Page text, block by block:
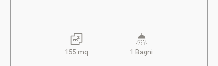
155 mq 1 Bagni